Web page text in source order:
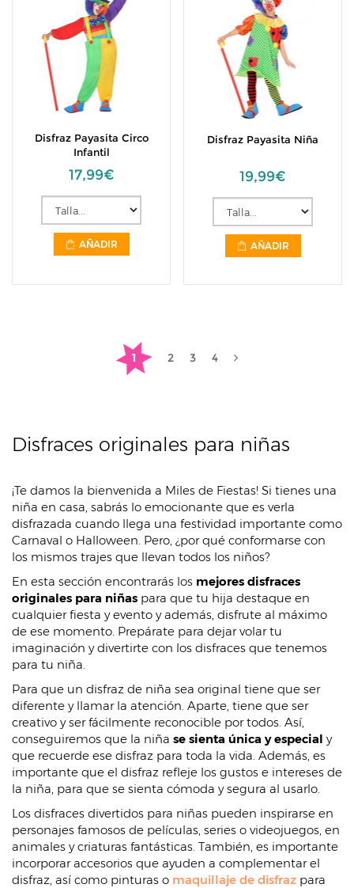
Disfraz Payasita Circo
Infantil
17,99€
AÑADIR
Disfraz Payasita Niña
19,99€
AÑADIR
1 2 3 4
Disfraces originales para niñas
¡Te damos la bienvenida a Miles de Fiestas! Si tienes una
niña en casa, sabrás lo emocionante que es verla
disfrazada cuando llega una festividad importante como
Carnaval o Halloween. Pero, ¿por qué conformarse con
los mismos trajes que llevan todos los niños?
En esta sección encontrarás los mejores disfraces
originales para niñas para que tu hija destaque en
cualquier fiesta y evento y además, disfrute al máximo
de ese momento. Prepárate para dejar volar tu
imaginación y divertirte con los disfraces que tenemos
para tu niña.
Para que un disfraz de niña sea original tiene que ser
diferente y llamar la atención. Aparte, tiene que ser
creativo y ser fácilmente reconocible por todos. Así,
conseguiremos que la niña se sienta única y especial y
que recuerde ese disfraz para toda la vida. Además, es
importante que el disfraz refleje los gustos e intereses de
la niña, para que se sienta cómoda y segura al usarlo.
Los disfraces divertidos para niñas pueden inspirarse en
personajes famosos de películas, series o videojuegos, en
animales y criaturas fantásticas. También, es importante
incorporar accesorios que ayuden a complementar el
disfraz, así como pinturas o maquillaje de disfraz para